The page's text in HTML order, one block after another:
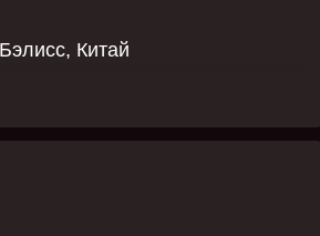
Бэлисс, Китай